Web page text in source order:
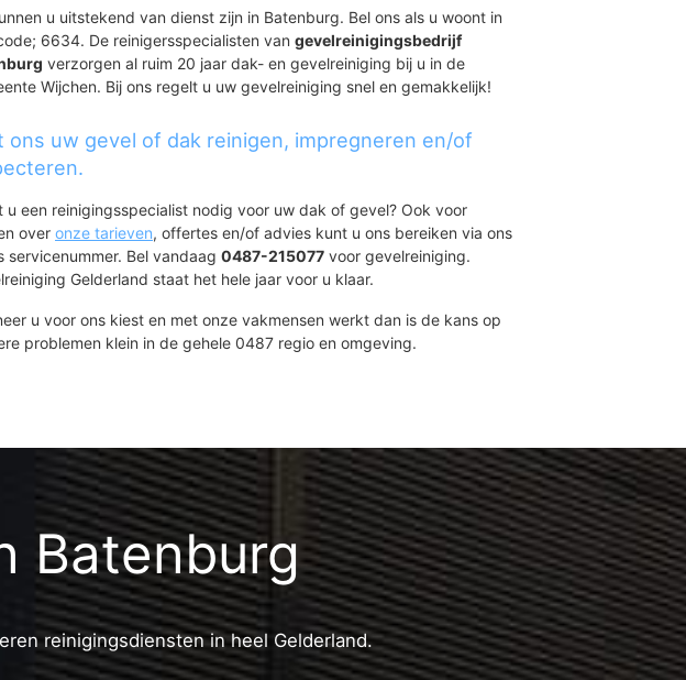
u uitstekend van dienst zijn in Batenburg. Bel ons als u woont in
6634. De reinigersspecialisten van gevelreinigingsbedrijf
verzorgen al ruim 20 jaar dak- en gevelreiniging bij u in de
Wijchen. Bij ons regelt u uw gevelreiniging snel en gemakkelijk!
ons uw gevel of dak reinigen, impregneren en/of
u een reinigingsspecialist nodig voor uw dak of gevel? Ook voor
over onze tarieven, offertes en/of advies kunt u ons bereiken via ons
servicenummer. Bel vandaag 0487-215077 voor gevelreiniging.
Gelderland staat het hele jaar voor u klaar.
u voor ons kiest en met onze vakmensen werkt dan is de kans op
problemen klein in de gehele 0487 regio en omgeving.
Batenburg
reinigingsdiensten in heel Gelderland.